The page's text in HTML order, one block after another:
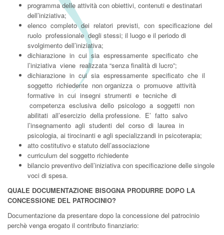
programma delle attività con obiettivi, contenuti e destinatari
dell’iniziativa;
elenco completo dei relatori previsti, con specificazione del
ruolo professionale degli stessi; il luogo e il periodo di
svolgimento dell’iniziativa;
dichiarazione in cui sia espressamente specificato che
l’iniziativa viene realizzata “senza finalità di lucro”;
dichiarazione in cui sia espressamente specificato che il
soggetto richiedente non organizza o promuove attività
formative in cui insegni strumenti e tecniche di
competenza esclusiva dello psicologo a soggetti non
abilitati all’esercizio della professione. E’ fatto salvo
l’insegnamento agli studenti del corso di laurea in
psicologia, ai tirocinanti e agli specializzandi in psicoterapia;
atto costitutivo e statuto dell’associazione
curriculum del soggetto richiedente
bilancio preventivo dell’iniziativa con specificazione delle singole
voci di spesa.
QUALE DOCUMENTAZIONE BISOGNA PRODURRE DOPO LA
CONCESSIONE DEL PATROCINIO?
Documentazione da presentare dopo la concessione del patrocinio
perchè venga erogato il contributo finanziario: